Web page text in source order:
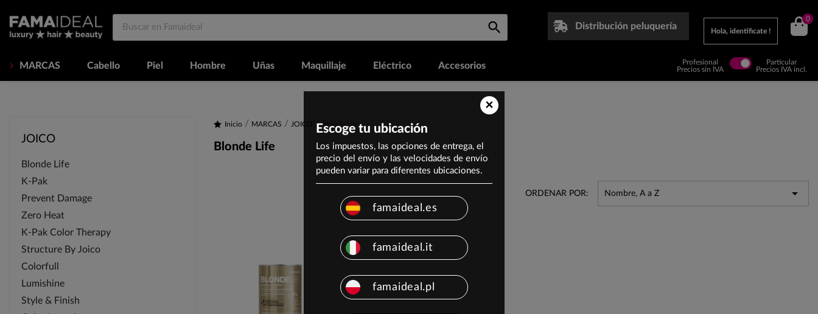
Distribución peluquería
Hola, identificate !
0
MARCAS Cabello Piel Hombre Uñas Maquillaje Eléctrico Accesorios
Profesional
Precios sin IVA
Particular
Precios IVA incl.
JOICO
Blonde Life
K-Pak
Prevent Damage
Zero Heat
K-Pak Color Therapy
Structure By Joico
Colorfull
Lumishine
Style & Finish
Inicio MARCAS JOICO Blonde Life
Blonde Life
ORDENAR POR: Nombre, A a Z 
×
Escoge tu ubicación
Los impuestos, las opciones de entrega, el
precio del envío y las velocidades de envío
pueden variar para diferentes ubicaciones.
famaideal.es
famaideal.it
famaideal.pl